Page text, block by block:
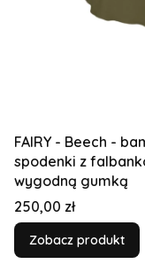
FAIRY - Beech -
spodenki z
wygodną gumką
Cena
250,00 zł
Zobacz produkt